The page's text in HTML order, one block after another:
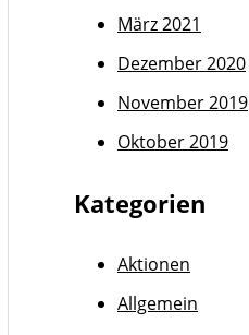
März 2021
Dezember 2020
November 2019
Oktober 2019
Kategorien
Aktionen
Allgemein